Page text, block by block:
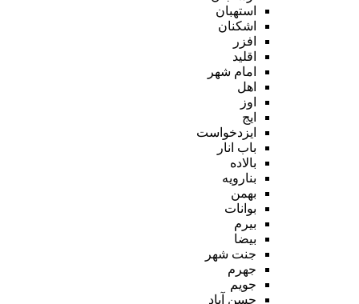
استهبان
اشکنان
افزر
اقلید
امام شهر
اهل
اوز
ایج
ایزدخواست
باب انار
بالاده
بنارویه
بهمن
بوانات
بیرم
بیضا
جنت شهر
جهرم
جویم
حسن آباد